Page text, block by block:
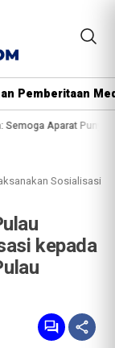
Pemberitaan
Massa Reuni
Sosialisasi
kepada